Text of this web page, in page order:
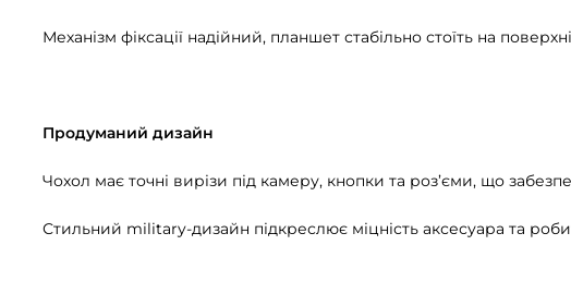
Механізм фіксації надійний, планшет стабільно стоїть на
Продуманий дизайн
Чохол має точні вирізи під камеру, кнопки та роз’єми, що
Стильний military-дизайн підкреслює міцність аксесуара та